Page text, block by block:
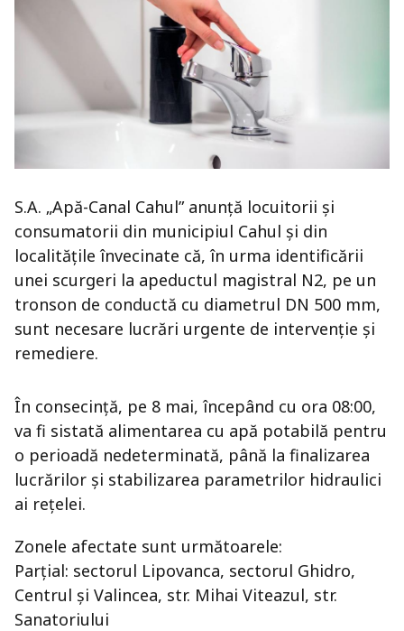
S.A. „Apă-Canal Cahul” anunță locuitorii și
consumatorii din municipiul Cahul și din
localitățile învecinate că, în urma identificării
unei scurgeri la apeductul magistral N2, pe un
tronson de conductă cu diametrul DN 500 mm,
sunt necesare lucrări urgente de intervenție și
remediere.
În consecință, pe 8 mai, începând cu ora 08:00,
va fi sistată alimentarea cu apă potabilă pentru
o perioadă nedeterminată, până la finalizarea
lucrărilor și stabilizarea parametrilor hidraulici
ai rețelei.
Zonele afectate sunt următoarele:
Parțial: sectorul Lipovanca, sectorul Ghidro,
Centrul și Valincea, str. Mihai Viteazul, str.
Sanatoriului